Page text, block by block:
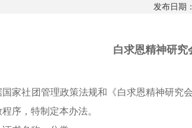
发布日期
白求恩精神研究
国家社团管理政策法规和《白求恩精神研究
序，特制定本办法。